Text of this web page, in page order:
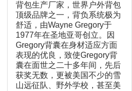
背包生产厂家，世界户外背包
顶级品牌之一，背负系统极为
舒适，由Wayne Gregory于
1977年在圣地亚哥创立。因
Gregory背囊在身材适应方面
表现的优良，致使Gregory背
囊在面世之二十多年间，先后
获奖无数，更被美国不少的雪
山远征队、野外学校，甚至美